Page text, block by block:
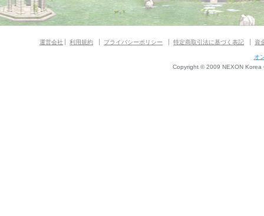
運営会社 利用規約 プライバシーポリシー 特定商取引法に基づく表記 資
オ
Copyright © 2009 NEXON Korea